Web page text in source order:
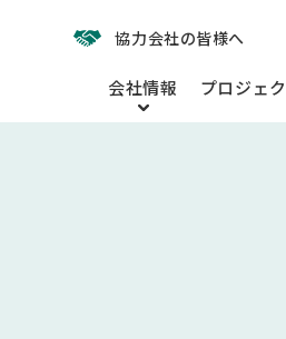
会社情報 プロジェ
協力会社の皆様へ